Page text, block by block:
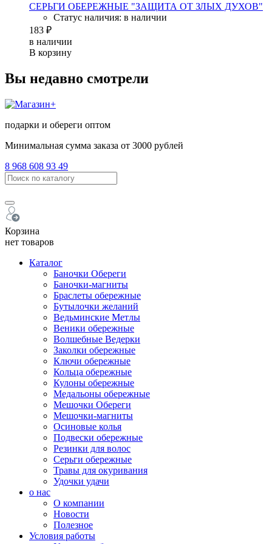
СЕРЬГИ ОБЕРЕЖНЫЕ "ЗАЩИТА ОТ ЗЛЫХ ДУХОВ"
Статус наличия: в наличии
183 ₽
в наличии
В корзину
Вы недавно смотрели
подарки и обереги оптом
Минимальная сумма заказа от 3000 рублей
8 968 608 93 49
Корзина
нет товаров
Каталог
Баночки Обереги
Баночки-магниты
Браслеты обережные
Бутылочки желаний
Ведьминские Метлы
Веники обережные
Волшебные Ведерки
Заколки обережные
Ключи обережные
Кольца обережные
Кулоны обережные
Медальоны обережные
Мешочки Обереги
Мешочки-магниты
Осиновые колья
Подвески обережные
Резинки для волос
Серьги обережные
Травы для окуривания
Удочки удачи
о нас
О компании
Новости
Полезное
Условия работы